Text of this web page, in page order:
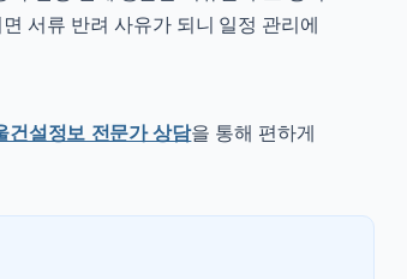
서류 반려 사유가 되니 일정 관리에
건설정보 전문가 상담을 통해 편하게